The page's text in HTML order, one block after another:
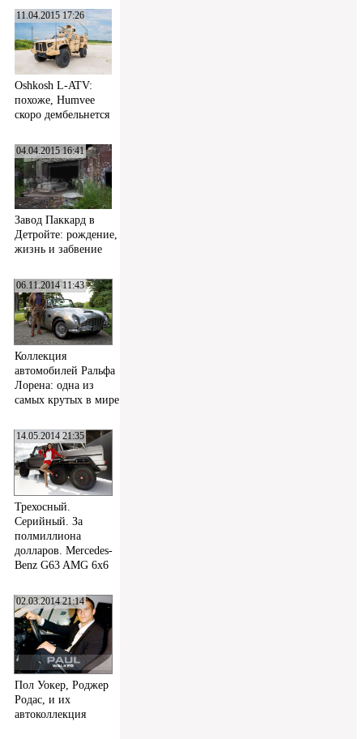
11.04.2015 17:26
Oshkosh L-ATV:
похоже, Humvee
скоро дембельнется
04.04.2015 16:41
Завод Паккард в
Детройте: рождение,
жизнь и забвение
06.11.2014 11:43
Коллекция
автомобилей Ральфа
Лорена: одна из
самых крутых в мире
14.05.2014 21:35
Трехосный.
Серийный. За
полмиллиона
долларов. Mercedes-
Benz G63 AMG 6x6
02.03.2014 21:14
Пол Уокер, Роджер
Родас, и их
автоколлекция